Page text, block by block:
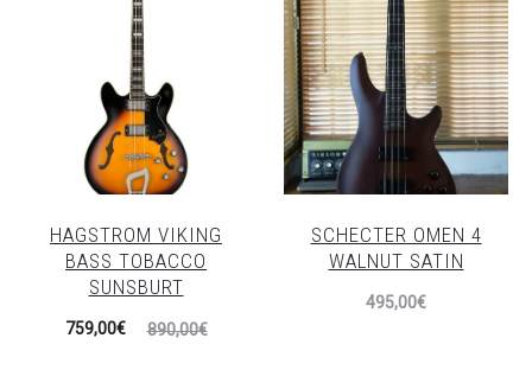
HAGSTROM VIKING
BASS TOBACCO
SUNSBURT
890,00€
El
759,00€
SCHECTER OMEN 4
WALNUT SATIN
495,00€